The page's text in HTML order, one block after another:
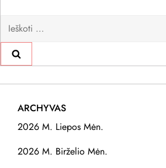
Ieškoti:
ARCHYVAS
2026 M. Liepos Mėn.
2026 M. Birželio Mėn.